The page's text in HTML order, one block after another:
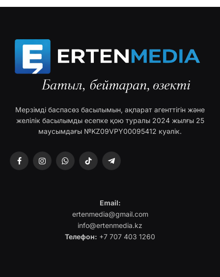
Мерзімді баспасөз басылымын, ақпарат агенттігін және
желілік басылымды есепке қою туралы 2024 жылғы 25
маусымдағы №KZ09VPY00095412 куәлік.
FacebookInstagramWhatsAppTikTok Telegram
Email:
ertenmedia@gmail.com
info@ertenmedia.kz
Телефон: +7 707 403 1260